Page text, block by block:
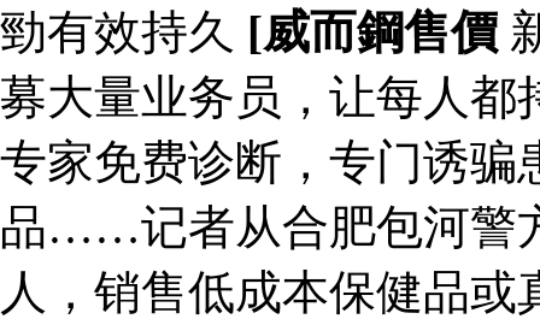
勁有效持久 [威而鋼售價
募大量业务员，让每人都
专家免费诊断，专门诱骗
品……记者从合肥包河警
人，销售低成本保健品